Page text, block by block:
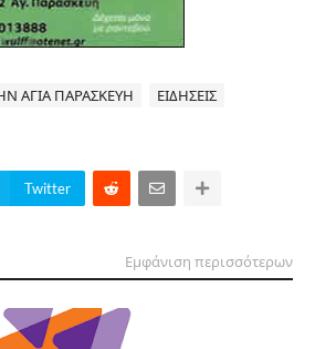
ΑΓΙΑ ΠΑΡΑΣΚΕΥΗ
ΕΙΔΗΣΕΙΣ
Twitter
Εμφάνιση περισσότερων